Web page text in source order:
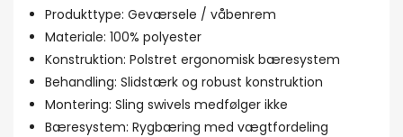
Produkttype: Geværsele / våbenrem
Materiale: 100% polyester
Konstruktion: Polstret ergonomisk bæresystem
Behandling: Slidstærk og robust konstruktion
Montering: Sling swivels medfølger ikke
Bæresystem: Rygbæring med vægtfordeling